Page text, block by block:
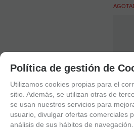
Política de gestión de
Utilizamos cookies propias para el
sitio. Además, se utilizan otras de
se usan nuestros servicios para
usuario, divulgar ofertas comerciales
análisis de sus hábitos de